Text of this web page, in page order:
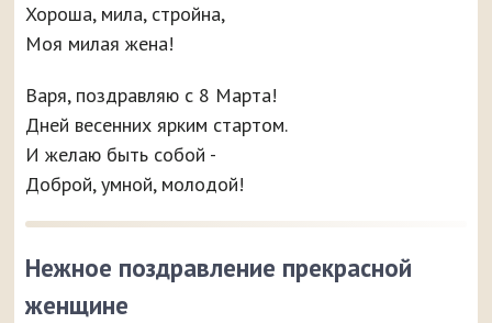
Хороша, мила, стройна,
Моя милая жена!
Варя, поздравляю с 8 Марта!
Дней весенних ярким стартом.
И желаю быть собой -
Доброй, умной, молодой!
Нежное поздравление прекрасной
женщине